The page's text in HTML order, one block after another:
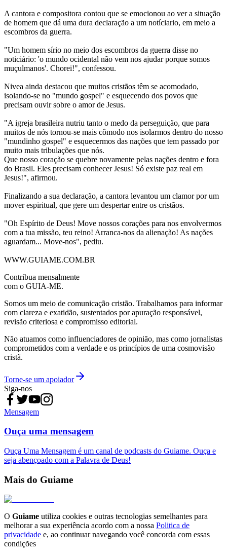
A cantora e compositora contou que se emocionou ao ver a situação
de homem que dá uma dura declaração a um notíciario, em meio a
escombros da guerra.
"Um homem sírio no meio dos escombros da guerra disse no
noticiário: 'o mundo ocidental não vem nos ajudar porque somos
muçulmanos'. Chorei!", confessou.
Nivea ainda destacou que muitos cristãos têm se acomodado,
isolando-se no "mundo gospel" e esquecendo dos povos que
precisam ouvir sobre o amor de Jesus.
"A igreja brasileira nutriu tanto o medo da perseguição, que para
muitos de nós tornou-se mais cômodo nos isolarmos dentro do nosso
"mundinho gospel" e esquecermos das nações que tem passado por
muito mais tribulações que nós.
Que nosso coração se quebre novamente pelas nações dentro e fora
do Brasil. Eles precisam conhecer Jesus! Só existe paz real em
Jesus!", afirmou.
Finalizando a sua declaração, a cantora levantou um clamor por um
mover espiritual, que gere um despertar entre os cristãos.
"Oh Espírito de Deus! Move nossos corações para nos envolvermos
com a tua missão, teu reino! Arranca-nos da alienação! As nações
aguardam... Move-nos", pediu.
WWW.GUIAME.COM.BR
Contribua mensalmente
com o GUIA-ME.
Somos um meio de comunicação cristão. Trabalhamos para informar
com clareza e exatidão, sustentados por apuração responsável,
revisão criteriosa e compromisso editorial.
Não atuamos como influenciadores de opinião, mas como jornalistas
comprometidos com a verdade e os princípios de uma cosmovisão
cristã.
Torne-se um apoiador
Siga-nos
Mensagem
Ouça uma mensagem
Ouça Uma Mensagem é um canal de podcasts do Guiame. Ouça e
seja abençoado com a Palavra de Deus!
Mais do Guiame
O Guiame utiliza cookies e outras tecnologias semelhantes para
melhorar a sua experiência acordo com a nossa Politica de
privacidade e, ao continuar navegando você concorda com essas
condições